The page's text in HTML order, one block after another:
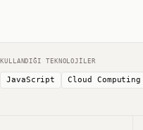
KULLANDIĞI TEKNOLOJILER
JavaScript Cloud Computing